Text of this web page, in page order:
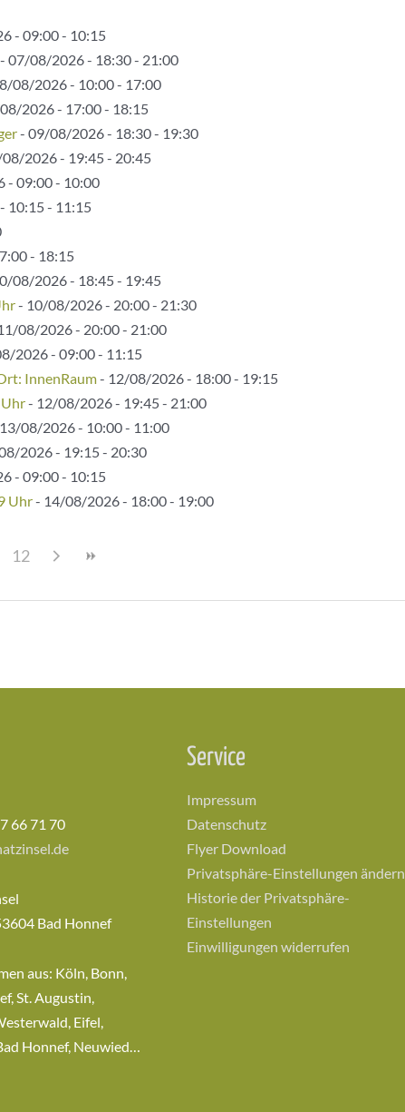
- 09:00 - 10:15
- 07/08/2026 - 18:30 - 21:00
08/2026 - 10:00 - 17:00
2026 - 17:00 - 18:15
- 09/08/2026 - 18:30 - 19:30
2026 - 19:45 - 20:45
- 09:00 - 10:00
10:15 - 11:15
- 18:15
08/2026 - 18:45 - 19:45
- 10/08/2026 - 20:00 - 21:30
08/2026 - 20:00 - 21:00
2026 - 09:00 - 11:15
InnenRaum- 12/08/2026 - 18:00 - 19:15
Uhr- 12/08/2026 - 19:45 - 21:00
08/2026 - 10:00 - 11:00
2026 - 19:15 - 20:30
- 09:00 - 10:15
Uhr- 14/08/2026 - 18:00 - 19:00
12
66 71 70
Bad Honnef
aus: Köln, Bonn,
St. Augustin,
Eifel,
Honnef, Neuwied…
Service
Impressum
Datenschutz
Flyer Download
Privatsphäre-Einstellungen ändern
Historie der Privatsphäre-
Einstellungen
Einwilligungen widerrufen